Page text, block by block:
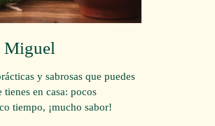
Miguel
y sabrosas que puedes
tienes en casa: pocos
tiempo, ¡mucho sabor!